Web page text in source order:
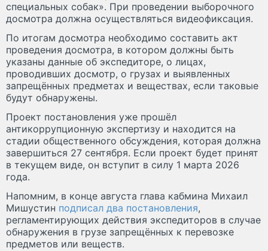
специальных собак». При проведении выборочного
досмотра должна осуществляться видеофиксация.
По итогам досмотра необходимо составить акт
проведения досмотра, в котором должны быть
указаны данные об экспедиторе, о лицах,
проводивших досмотр, о грузах и выявленных
запрещённых предметах и веществах, если таковые
будут обнаружены.
Проект постановления уже прошёл
антикоррупционную экспертизу и находится на
стадии общественного обсуждения, которая должна
завершиться 27 сентября. Если проект будет принят
в текущем виде, он вступит в силу 1 марта 2026
года.
Напомним, в конце августа глава кабмина Михаил
Мишустин подписал два постановления,
регламентирующих действия экспедиторов в случае
обнаружения в грузе запрещённых к перевозке
предметов или веществ.